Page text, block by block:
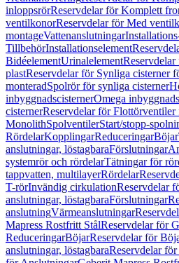
inloppsrörReservdelar för Komplett
ventilkonorReservdelar för Med
montageVattenanslutningar
TillbehörInstallationselement
BidéelementUrinalelement
plastReservdelar för Synliga cisterner
monteradSpolrör för synliga cisterner
inbyggnadscisternerOmega
cisternerReservdelar för Flottörventiler
MonolithSpolventilerStart/stopp-
RördelarKopplingarReduceringarBöjar
anslutningar, löstagbaraFörslutningar
systemrör och rördelarTätningar för
tappvatten, multilayerRördelar
T-rörInvändig cirkulationReservdelar
anslutningar, löstagbaraFörslutningar
anslutningVärmeanslutningar
Mapress Rostfritt StålReservdelar för
ReduceringarBöjarReservdelar för
anslutningar, löstagbaraReservdelar